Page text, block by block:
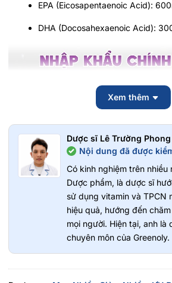
EPA (Eicosapentaenoic Acid):
DHA (Docosahexaenoic Acid):
Xem thêm
Dược sĩ Lê Trường Phong
Nội dung đã được
Có kinh nghiệm trên
Dược phẩm, là dược sĩ
sử dụng vitamin và TPCN
hiệu quả, hướng đến
mọi người. Hiện tại, anh là
chuyên môn của Greenoly.